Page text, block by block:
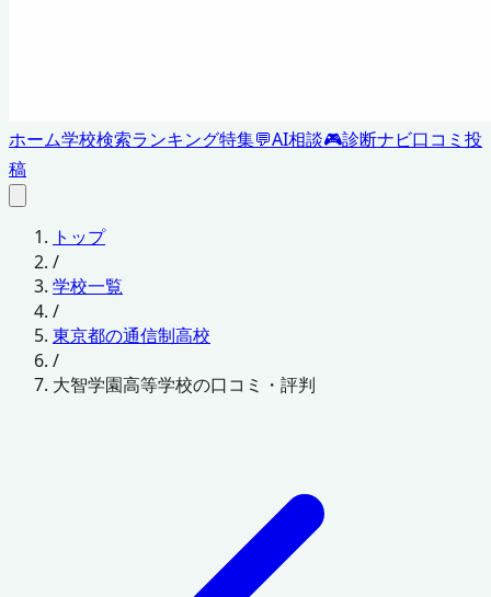
ホーム学校検索ランキング特集💬AI相談🎮診断ナビ口コミ投
稿
トップ
/
学校一覧
/
東京都の通信制高校
/
大智学園高等学校の口コミ・評判